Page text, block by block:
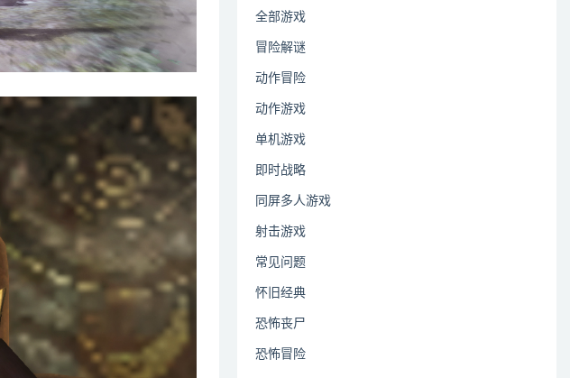
全部游戏
冒险解谜
动作冒险
动作游戏
单机游戏
即时战略
同屏多人游戏
射击游戏
常见问题
怀旧经典
恐怖丧尸
恐怖冒险